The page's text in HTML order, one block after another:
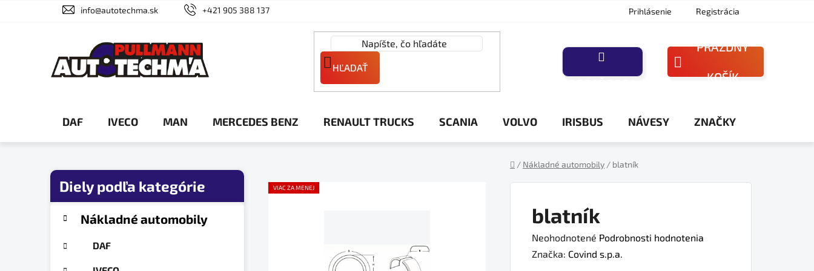
info@autotechma.sk +421 905 388 137 Prihlásenie Registrácia
HĽADAŤ
NÁKUPNÝ
PRÁZDNY
KOŠÍK
DAF IVECO MAN MERCEDES BENZ RENAULT TRUCKS SCANIA VOLVO IRISBUS NÁVESY ZNAČKY
/ Nákladné automobily / blatník
B
kategórieNákladné automobily
DAF
blatník
Priemerné
hodnotenie
Neohodnotené Podrobnosti hodnotenia
Značka: Covind s.p.a.
VIAC ZA MENEJ